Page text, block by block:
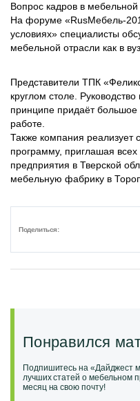
Вопрос кадров в мебельной
На форуме «RusМебель-
условиях» специалисты
мебельной отрасли как в
Представители ТПК
круглом столе.
принципе придаёт
работе.
Также компания
программу, приглашая
предприятия в Тверской
мебельную фабрику в
Поделиться:
Понравился
Подпишитесь на «Дайджест
лучших статей о мебельном
месяц на свою почту!